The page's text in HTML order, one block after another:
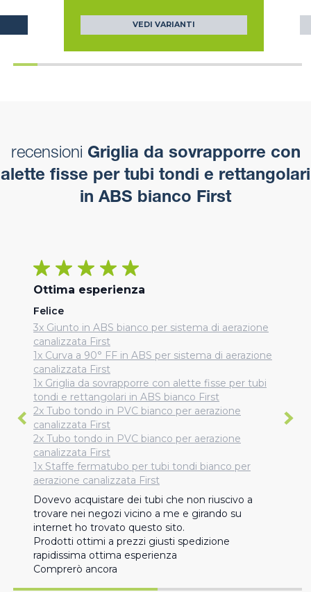
VEDI VARIANTI
recensioni Griglia da sovrapporre con
alette fisse per tubi tondi e rettangolari
in ABS bianco First
Ottima esperienza
Felice
3x Giunto in ABS bianco per sistema di aerazione
canalizzata First
1x Curva a 90° FF in ABS per sistema di aerazione
canalizzata First
1x Griglia da sovrapporre con alette fisse per tubi
tondi e rettangolari in ABS bianco First
2x Tubo tondo in PVC bianco per aerazione
canalizzata First
2x Tubo tondo in PVC bianco per aerazione
canalizzata First
1x Staffe fermatubo per tubi tondi bianco per
aerazione canalizzata First
Dovevo acquistare dei tubi che non riuscivo a
trovare nei negozi vicino a me e girando su
internet ho trovato questo sito.
Prodotti ottimi a prezzi giusti spedizione
rapidissima ottima esperienza
Comprerò ancora